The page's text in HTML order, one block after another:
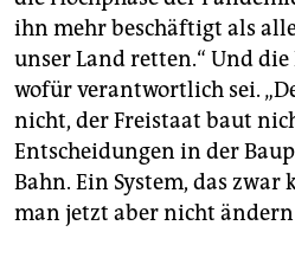
ihn mehr beschäftigt als
unser Land retten.“ Und die
wofür verantwortlich sei.
nicht, der Freistaat baut
Entscheidungen in der
Bahn. Ein System, das
man jetzt aber nicht